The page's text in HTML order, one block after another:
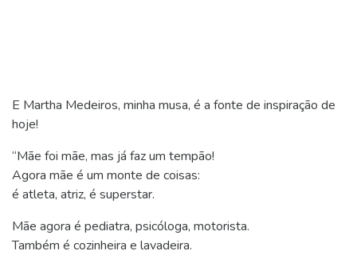
E Martha Medeiros, minha musa, é a fonte de inspiração de
hoje!
“Mãe foi mãe, mas já faz um tempão!
Agora mãe é um monte de coisas:
é atleta, atriz, é superstar.
Mãe agora é pediatra, psicóloga, motorista.
Também é cozinheira e lavadeira.